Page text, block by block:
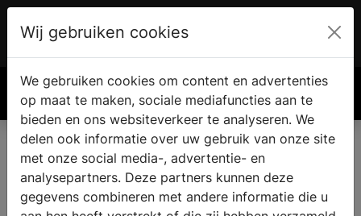
€ 0.00
Wij gebruiken cookies
We gebruiken cookies om content en advertenties
op maat te maken, sociale mediafuncties aan te
bieden en ons websiteverkeer te analyseren. We
delen ook informatie over uw gebruik van onze site
met onze social media-, advertentie- en
analysepartners. Deze partners kunnen deze
gegevens combineren met andere informatie die u